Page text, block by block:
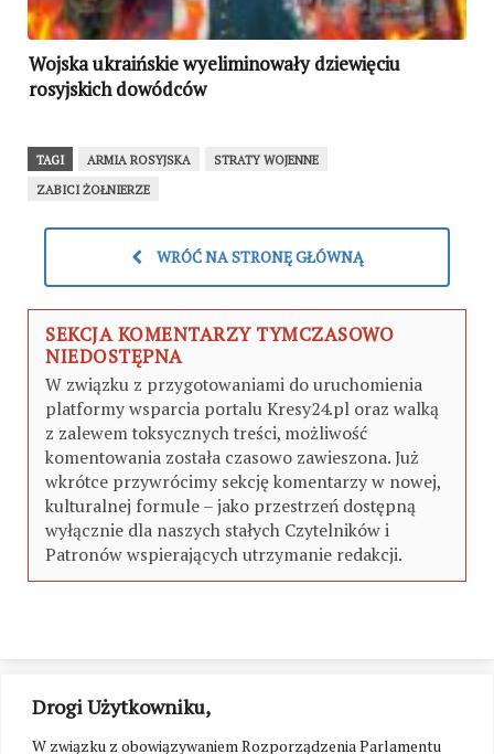
Drogi Użytkowniku,
W związku z obowiązywaniem Rozporządzenia Parlamentu
Wojska ukraińskie wyeliminowały dziewięciu
rosyjskich dowódców
TAGI ARMIA ROSYJSKA
STRATY WOJENNE
ZABICI ŻOŁNIERZE
WRÓĆ NA STRONĘ GŁÓWNĄ
SEKCJA KOMENTARZY TYMCZASOWO
NIEDOSTĘPNA
W związku z przygotowaniami do uruchomienia
platformy wsparcia portalu Kresy24.pl oraz walką
z zalewem toksycznych treści, możliwość
komentowania została czasowo zawieszona. Już
wkrótce przywrócimy sekcję komentarzy w nowej,
kulturalnej formule – jako przestrzeń dostępną
wyłącznie dla naszych stałych Czytelników i
Patronów wspierających utrzymanie redakcji.